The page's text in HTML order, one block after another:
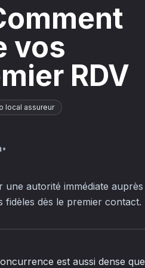
vos
RDV
local assureur
•
autorité immédiate auprès
dès le premier contact.
est aussi dense que